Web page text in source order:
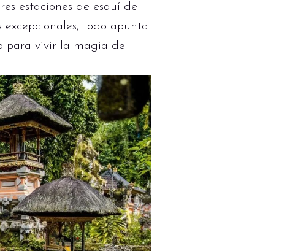
estaciones de esquí de
todo apunta
para vivir la magia de